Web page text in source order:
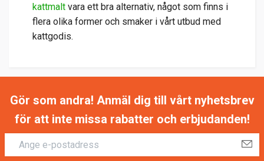
kattmalt vara ett bra alternativ, något som finns i
flera olika former och smaker i vårt utbud med
kattgodis.
Gör som andra! Anmäl dig till vårt nyhetsbrev
för att inte missa rabatter och erbjudanden!